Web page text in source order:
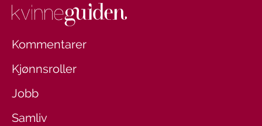
Kommentarer
Kjønnsroller
Jobb
Samliv